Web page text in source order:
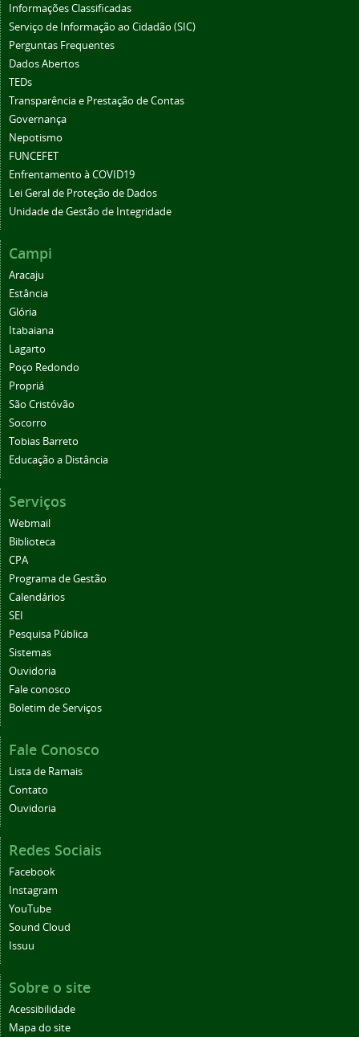
Informações Classificadas
Serviço de Informação ao Cidadão (SIC)
Perguntas Frequentes
Dados Abertos
TEDs
Transparência e Prestação de Contas
Governança
Nepotismo
FUNCEFET
Enfrentamento à COVID19
Lei Geral de Proteção de Dados
Unidade de Gestão de Integridade
Campi
Aracaju
Estância
Glória
Itabaiana
Lagarto
Poço Redondo
Propriá
São Cristóvão
Socorro
Tobias Barreto
Educação a Distância
Serviços
Webmail
Biblioteca
CPA
Programa de Gestão
Calendários
SEI
Pesquisa Pública
Sistemas
Ouvidoria
Fale conosco
Boletim de Serviços
Fale Conosco
Lista de Ramais
Contato
Ouvidoria
Redes Sociais
Facebook
Instagram
YouTube
Sound Cloud
Issuu
Sobre o site
Acessibilidade
Mapa do site